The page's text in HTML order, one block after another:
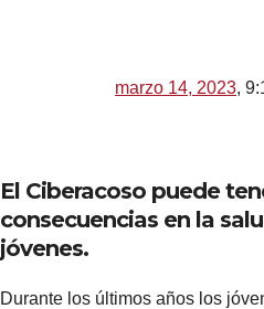
marzo 14, 2023,
El Ciberacoso puede
consecuencias en la
jóvenes.
Durante los últimos años los